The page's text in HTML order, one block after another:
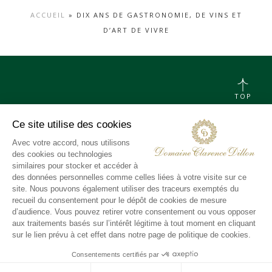
ACCUEIL » DIX ANS DE GASTRONOMIE, DE VINS ET
D’ART DE VIVRE
MENTIONS LÉGALES
CHARTE DE DONNÉES PERSONNELLES &
COOKIES
MÉDIATHÈQUE
INSTAGRAM
LINKEDIN
X
YOUTUBE
TOP